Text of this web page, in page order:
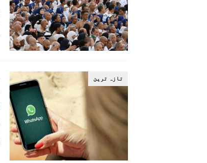
تازہ ترين